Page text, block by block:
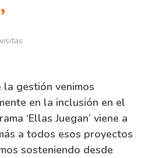
la gestión venimos
en la inclusión en el
‘Ellas Juegan’ viene a
a todos esos proyectos
sosteniendo desde